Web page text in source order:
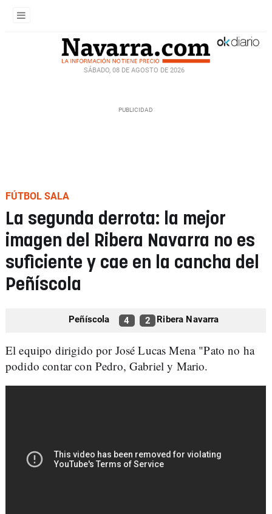
SÁBADO, 08 DE AGOSTO DE 2026
FÚTBOL SALA
La segunda derrota: la mejor
imagen del Ribera Navarra no es
suficiente y cae en la cancha del
Peñíscola
Peñíscola 4 2 Ribera Navarra
El equipo dirigido por José Lucas Mena "Pato no ha
podido contar con Pedro, Gabriel y Mario.